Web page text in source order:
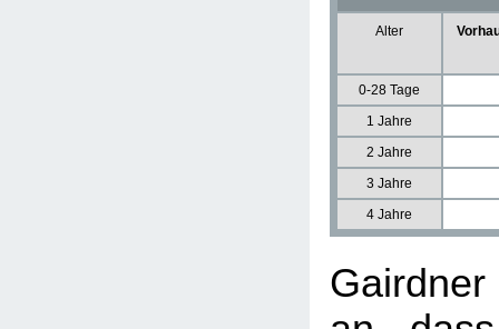
Alter
0-28 Tage
1 Jahre
2 Jahre
3 Jahre
4 Jahre